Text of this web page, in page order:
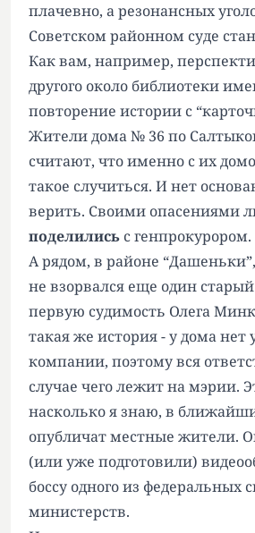
плачевно, а резонансных
Советском районном суде
Как вам, например,
другого около библиотеки
повторение истории с
Жители дома № 36 по
считают, что именно с их
такое случиться. И нет
верить. Своими опасениями
поделились с генпрокурором.
А рядом, в районе
не взорвался еще один
первую судимость Олега
такая же история - у дома
компании, поэтому вся
случае чего лежит на мэрии.
насколько я знаю, в
опубличат местные жители.
(или уже подготовили)
боссу одного из федеральных
министерств.